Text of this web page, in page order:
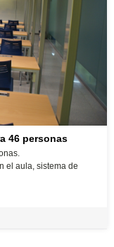
46 personas
el aula, sistema de